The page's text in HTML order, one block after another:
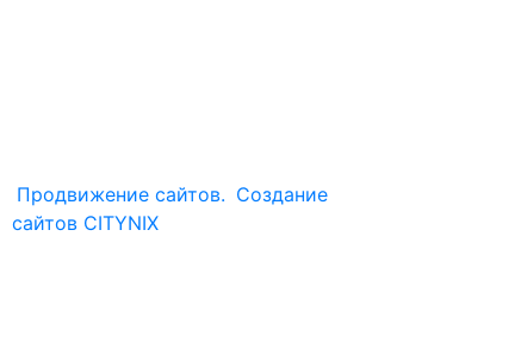
Продвижение сайтов. Создание
сайтов CITYNIX